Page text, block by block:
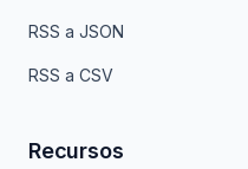
RSS a JSON
RSS a CSV
Recursos